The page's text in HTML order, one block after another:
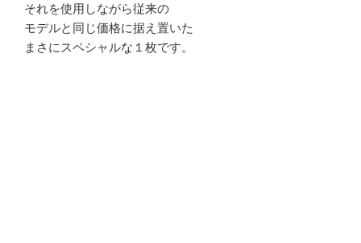
それを使用しながら従来の
モデルと同じ価格に据え置いた
まさにスペシャルな１枚です。